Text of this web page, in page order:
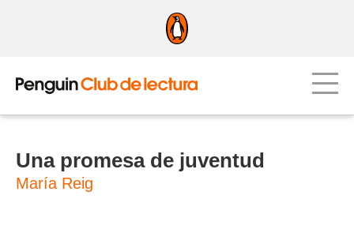
Una promesa de juventud
María Reig